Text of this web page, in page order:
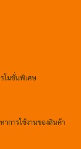
โมชั่นพิเศษ
การใช้งานของสินค้า